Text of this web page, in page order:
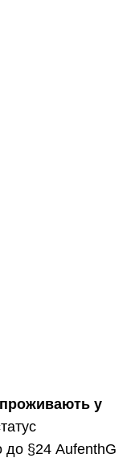
проживають у
до §24 AufenthG